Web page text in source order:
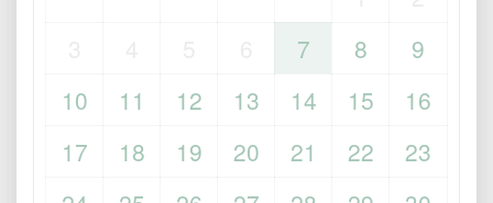
7 8
9
10
11 12 13 14 15
16
17
18 19 20 21 22
23